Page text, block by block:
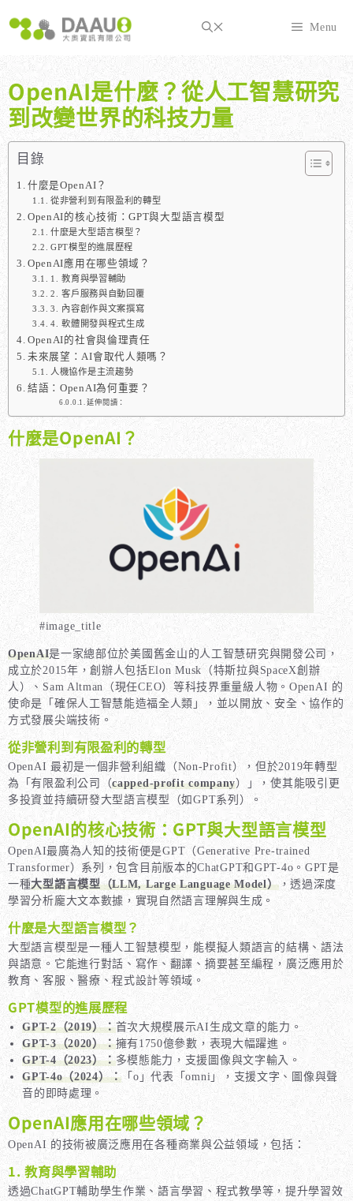
至
內
容
Menu
OpenAI是什麼？從人工智慧研究
到改變世界的科技力量
目錄
什麼是OpenAI？
從非營利到有限盈利的轉型
OpenAI的核心技術：GPT與大型語言模型
什麼是大型語言模型？
GPT模型的進展歷程
OpenAI應用在哪些領域？
1. 教育與學習輔助
2. 客戶服務與自動回覆
3. 內容創作與文案撰寫
4. 軟體開發與程式生成
OpenAI的社會與倫理責任
未來展望：AI會取代人類嗎？
人機協作是主流趨勢
結語：OpenAI為何重要？
延伸閱讀：
什麼是OpenAI？
#image_title
OpenAI是一家總部位於美國舊金山的人工智慧研究與開發公司，
成立於2015年，創辦人包括Elon Musk（特斯拉與SpaceX創辦
人）、Sam Altman（現任CEO）等科技界重量級人物。OpenAI 的
使命是「確保人工智慧能造福全人類」，並以開放、安全、協作的
方式發展尖端技術。
從非營利到有限盈利的轉型
OpenAI 最初是一個非營利組織（Non-Profit），但於2019年轉型
為「有限盈利公司（capped-profit company）」，使其能吸引更
多投資並持續研發大型語言模型（如GPT系列）。
OpenAI的核心技術：GPT與大型語言模型
OpenAI最廣為人知的技術便是GPT（Generative Pre-trained
Transformer）系列，包含目前版本的ChatGPT和GPT-4o。GPT是
⼀種大型語言模型（LLM, Large Language Model），透過深度
學習分析龐大文本數據，實現自然語言理解與生成。
什麼是大型語言模型？
大型語言模型是一種人工智慧模型，能模擬人類語言的結構、語法
與語意。它能進行對話、寫作、翻譯、摘要甚至編程，廣泛應用於
教育、客服、醫療、程式設計等領域。
GPT模型的進展歷程
GPT-2（2019）：首次大規模展示AI生成文章的能力。
GPT-3（2020）：擁有1750億參數，表現大幅躍進。
GPT-4（2023）：多模態能力，支援圖像與文字輸入。
GPT-4o（2024）： 「o」代表「omni」，支援文字、圖像與聲
音的即時處理。
OpenAI應用在哪些領域？
OpenAI 的技術被廣泛應用在各種商業與公益領域，包括：
1. 教育與學習輔助
透過ChatGPT輔助學生作業、語言學習、程式教學等，提升學習效